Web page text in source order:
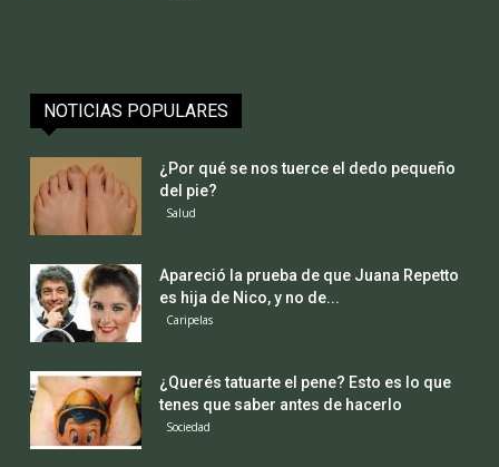
NOTICIAS POPULARES
¿Por qué se nos tuerce el dedo pequeño
del pie?
Salud
Apareció la prueba de que Juana Repetto
es hija de Nico, y no de...
Caripelas
¿Querés tatuarte el pene? Esto es lo que
tenes que saber antes de hacerlo
Sociedad